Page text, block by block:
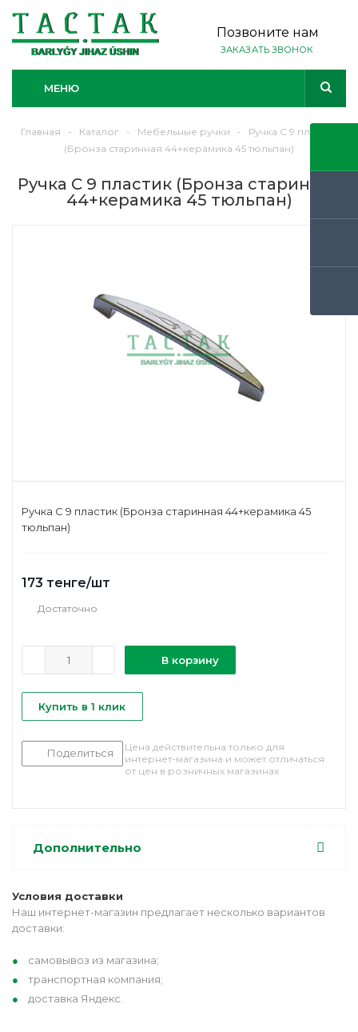
Позвоните нам
ЗАКАЗАТЬ ЗВОНОК
МЕНЮ
Главная - Каталог - Мебельные ручки -
Ручка С 9 пластик
(Бронза старинная 44+керамика 45 тюльпан)
Ручка С 9 пластик (Бронза старинная
44+керамика 45 тюльпан)
Ручка С 9 пластик (Бронза старинная 44+керамика 45
тюльпан)
173 тенге/шт
Достаточно
В корзину
Купить в 1 клик
Поделиться
Цена действительна только для
интернет-магазина и может отличаться
от цен в розничных магазинах
Дополнительно
Условия доставки
Наш интернет-магазин предлагает несколько вариантов
доставки:
самовывоз из магазина;
транспортная компания;
доставка Яндекс.